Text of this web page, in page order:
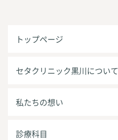
トップページ
セタクリニック黒川について
私たちの想い
診療科目